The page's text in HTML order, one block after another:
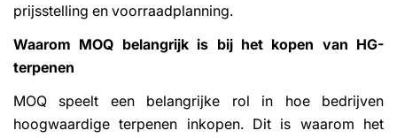
prijsstelling en voorraadplanning.
Waarom MOQ belangrijk is bij het kopen van HG-
terpenen
MOQ speelt een belangrijke rol in hoe bedrijven
hoogwaardige terpenen inkopen. Dit is waarom het